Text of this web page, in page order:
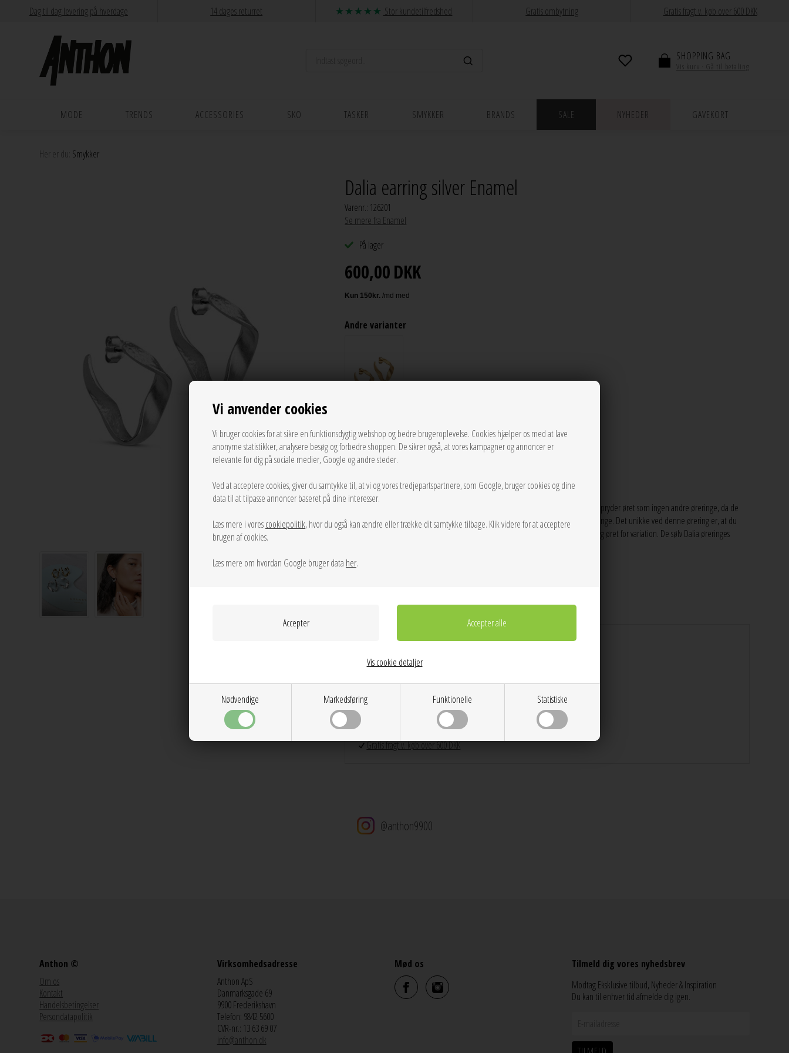
Vi anvender cookies
Vi bruger cookies for at sikre en funktionsdygtig webshop og bedre brugeroplevelse. Cookies hjælper os med at lave
anonyme statistikker, analysere besøg og forbedre shoppen. De sikrer også, at vores kampagner og annoncer er
relevante for dig på sociale medier, Google og andre steder.
Ved at acceptere cookies, giver du samtykke til, at vi og vores tredjepartspartnere, som Google, bruger cookies og dine
data til at tilpasse annoncer baseret på dine interesser.
Læs mere i vorescookiepolitik, hvor du også kan ændre eller trække dit samtykke tilbage. Klik videre for at acceptere
brugen af cookies.
Læs mere om hvordan Google bruger data her.
Nødvendige Markedsføring Funktionelle Statistiske
Vis cookie detaljer
Dag til dag levering på hverdage 14 dages returret Stor kundetilfredshed Gratis ombytning Gratis fragt v. køb over 600 DKK
SHOPPING BAG
MODE TRENDS ACCESSORIES SKO TASKER SMYKKER BRANDS SALE NYHEDER GAVEKORT
Her er du: Smykker
Dalia earring silver Enamel
Varenr.: 126201
Se mere fra Enamel
På lager
600,00DKK
Andre varianter
LÆG I KURVEN
Dalia øreringene fra Enamel i 925 sterlingsølv, er virkelig et par unikke øreringe. De pryder øret som ingen andre øreringe, da de
lægger sig pænt langs øreflippen, så du ikke behøver matche dem med andre øreringe. Det unikke ved denne ørering er, at du
kan benytte den på 2 måder. Placere den sidste del af øreringen enten for -eller bag øret for variation. De sølv Dalia øreringes
Kvalitet: 925 sterling silver/matt (99% recycled sterling silver)
Mål: 22 x 16 mm
Dag til dag levering på hverdage
14 dages returret
Stor kundetilfredshed
Gratis fragt v. køb over 600 DKK
@anthon9900
Anthon ©
Om os
Kontakt
Handelsbetingelser
Persondatapolitik
Virksomhedsadresse
Anthon ApS
Danmarksgade 69
9900 Frederikshavn
Telefon: 9842 5600
CVR-nr.: 13 63 69 07
info@anthon.dk
Mød os
Tilmeld dig vores nyhedsbrev
Modtag Eksklusive tilbud, Nyheder & Inspiration
Du kan til enhver tid afmelde dig igen.